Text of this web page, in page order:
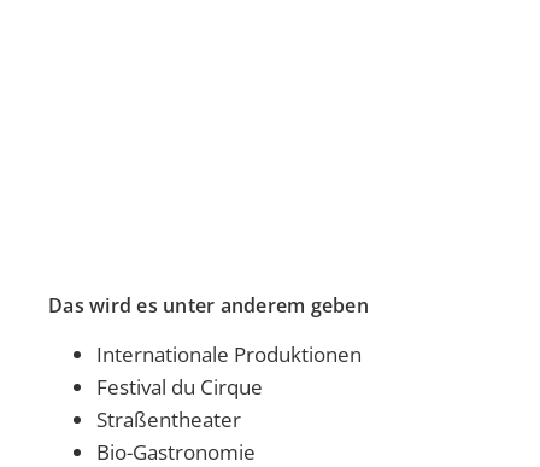
Das wird es unter anderem geben
Internationale Produktionen
Festival du Cirque
Straßentheater
Bio-Gastronomie